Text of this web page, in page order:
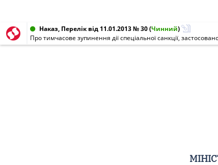
Наказ, Перелік від 11.01.2013 № 30(Чинний)
Про тимчасове зупинення дії спеціальної санкції,